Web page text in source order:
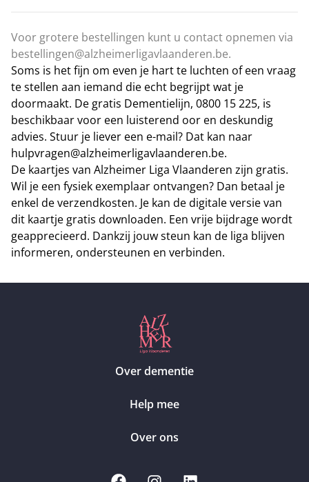
Voor grotere bestellingen kunt u contact opnemen via
bestellingen@alzheimerligavlaanderen.be.
Soms is het fijn om even je hart te luchten of een vraag
te stellen aan iemand die echt begrijpt wat je
doormaakt. De gratis Dementielijn, 0800 15 225, is
beschikbaar voor een luisterend oor en deskundig
advies. Stuur je liever een e-mail? Dat kan naar
hulpvragen@alzheimerligavlaanderen.be.
De kaartjes van Alzheimer Liga Vlaanderen zijn gratis.
Wil je een fysiek exemplaar ontvangen? Dan betaal je
enkel de verzendkosten. Je kan de digitale versie van
dit kaartje gratis downloaden. Een vrije bijdrage wordt
geapprecieerd. Dankzij jouw steun kan de liga blijven
informeren, ondersteunen en verbinden.
Over dementie
Help mee
Over ons